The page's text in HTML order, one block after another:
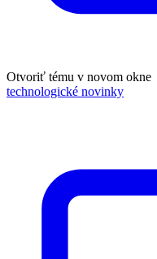
Otvoriť tému v novom okne
technologické novinky